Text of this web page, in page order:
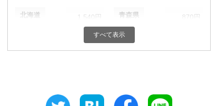
北海道 1,540円 青森県 870円
870円 宮城県
870円 群馬県
すべて表示